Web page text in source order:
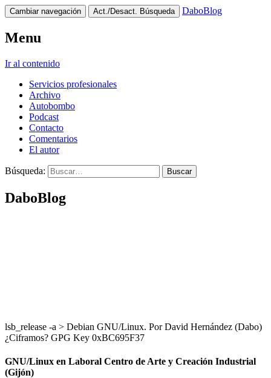
Cambiar navegación Act./Desact. Búsqueda DaboBlog
Menu
Ir al contenido
Servicios profesionales
Archivo
Autobombo
Podcast
Contacto
Comentarios
El autor
Búsqueda:
DaboBlog
lsb_release -a > Debian GNU/Linux. Por David Hernández (Dabo)
¿Ciframos? GPG Key 0xBC695F37
GNU/Linux en Laboral Centro de Arte y Creación Industrial
(Gijón)